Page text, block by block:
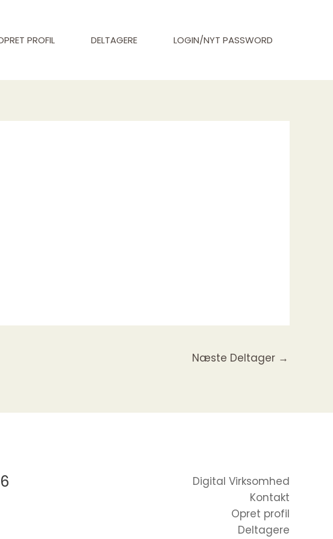
PROFIL DELTAGERE LOGIN/NYT PASSWORD
Næste Deltager →
Digital Virksomhed
Kontakt
Opret profil
Deltagere